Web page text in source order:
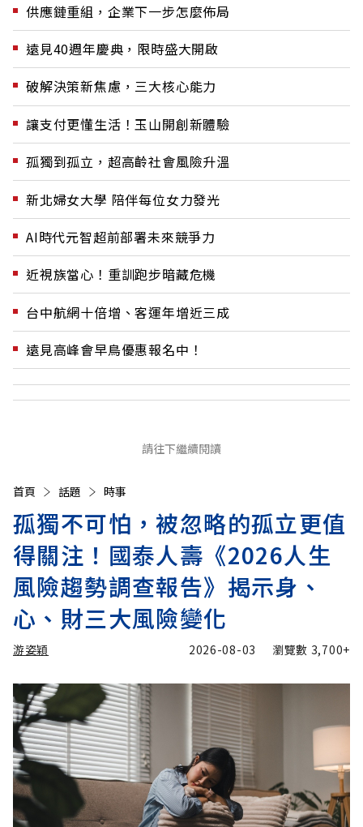
供應鏈重組，企業下一步怎麼佈局
遠見40週年慶典，限時盛大開啟
破解決策新焦慮，三大核心能力
讓支付更懂生活！玉山開創新體驗
孤獨到孤立，超高齡社會風險升溫
新北婦女大學 陪伴每位女力發光
AI時代元智超前部署未來競爭力
近視族當心！重訓跑步暗藏危機
台中航網十倍增、客運年增近三成
遠見高峰會早鳥優惠報名中！
請往下繼續閱讀
首頁 話題 時事
孤獨不可怕，被忽略的孤立更值
得關注！國泰人壽《2026人生
風險趨勢調查報告》揭示身、
心、財三大風險變化
游姿穎 2026-08-03 瀏覽數 3,700+